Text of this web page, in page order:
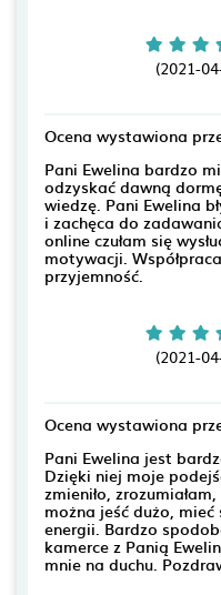
(2021-
Ocena wystawiona
Pani Ewelina bardzo
odzyskać dawną
wiedzę. Pani Ewelina
i zachęca do
online czułam się
motywacji.
przyjemność.
(2021-
Ocena wystawiona
Pani Ewelina jest
Dzięki niej moje
zmieniło,
można jeść dużo,
energii. Bardzo
kamerce z Panią
mnie na duchu.